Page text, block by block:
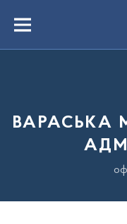
вмістуMenu
ВАРАСЬКА